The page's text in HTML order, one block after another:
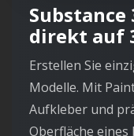
Substance
direkt auf
Erstellen Sie
Modelle. Mit
Aufkleber und
Oberfläche